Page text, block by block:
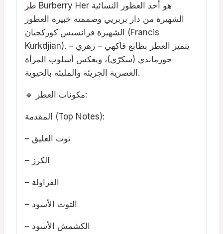
طر Burberry Her هو أحد العطور النسائية
الشهيرة من دار بربريي وصممته خبيرة العطور
الشهيرة فرانسيس كوركجيان (Francis
Kurkdjian). يتميز العطر بطابع فاكهي – زهري –
جورماندي (سكرّي)، ويعكس أسلوب المرأة
العصرية الجريئة والمليئة بالحيوية.
🔹 مكونات العطر:
المقدمة (Top Notes):
– توت العليق
– الكرز
– الفراولة
– التوت الأسود
– الكشمش الأسود